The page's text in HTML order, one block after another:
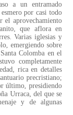
a un entramado
por casi todo
el aprovechamiento
que aflora en
Varias iglesias y
emergiendo sobre
Colomba en el
completamente
rica en detalles
precristiano;
último, presidiendo
Urraca, del que se
y de algunas